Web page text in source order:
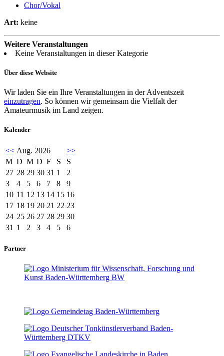
Chor/Vokal
Art: keine
Weitere Veranstaltungen
Keine Veranstaltungen in dieser Kategorie
Über diese Website
Wir laden Sie ein Ihre Veranstaltungen in der Adventszeit
einzutragen. So können wir gemeinsam die Vielfalt der
Amateurmusik im Land zeigen.
Kalender
<< Aug. 2026
>>
M D M D F S
S
27 28 29 30 31 1
2
3
4 5 6 7 8
9
10 11 12 13 14 15 16
17 18 19 20 21 22 23
24 25 26 27 28 29 30
31 1 2 3 4 5 6
Partner